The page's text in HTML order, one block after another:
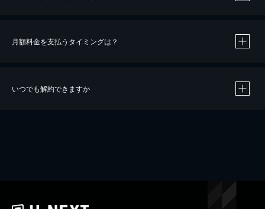
※40％ポイント還元の対象は、クレジットカード決済による作品の購入 / レンタルです。
iOSアプリのUコイン決済による作品の購入 / レンタルは、20％のポイント還元です。
月額料金を支払うタイミングは？
いつでも解約できますか